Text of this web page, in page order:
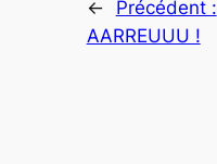
←
Précédent :
AARREUUU !